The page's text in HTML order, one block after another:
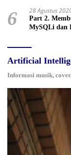
6 28 Agustus
Part 2.
MySQLi dan
Artificial
Informasi musik,